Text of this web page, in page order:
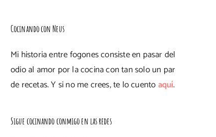
Cocinando con Neus
Mi historia entre fogones consiste en pasar del
odio al amor por la cocina con tan solo un par
de recetas. Y si no me crees, te lo cuentoaquí.
Sigue cocinando conmigo en las redes